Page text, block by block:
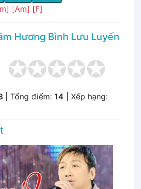
[Am] [F]
Hương Bình Lưu Luyến
| Tổng điểm: 14 | Xếp hạng: